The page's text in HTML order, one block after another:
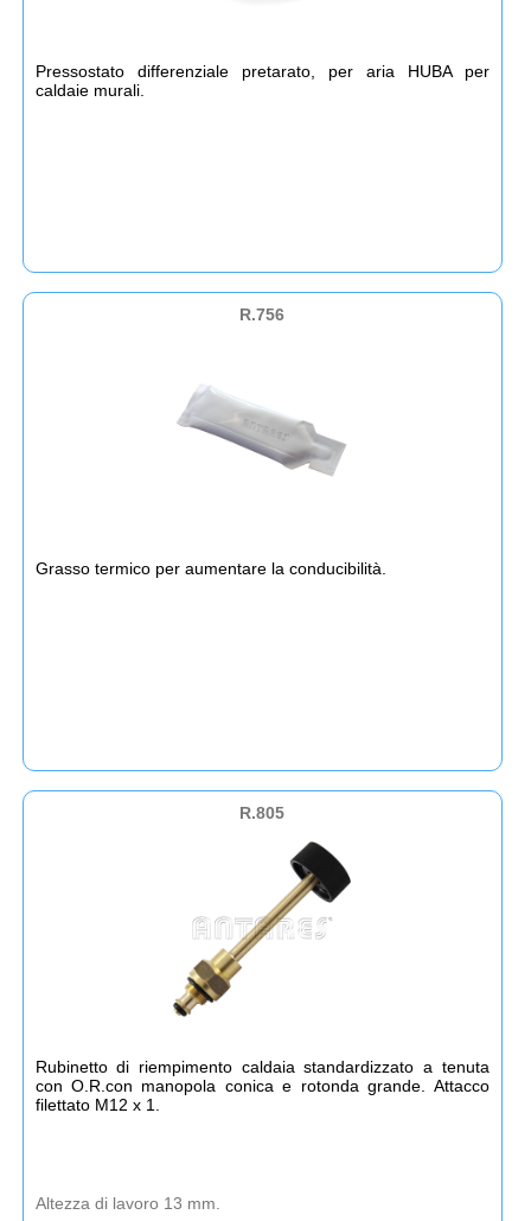
Pressostato differenziale pretarato, per aria HUBA per
caldaie murali.
R.756
Grasso termico per aumentare la conducibilità.
R.805
Rubinetto di riempimento caldaia standardizzato a tenuta
con O.R.con manopola conica e rotonda grande. Attacco
filettato M12 x 1.
Altezza di lavoro 13 mm.